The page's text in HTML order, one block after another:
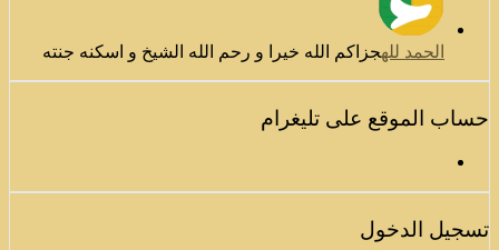
الحمد للهجزاكم الله خيرا و رحم الله الشيخ و اسكنه جنته
حساب الموقع على تليغرام
تسجيل الدخول